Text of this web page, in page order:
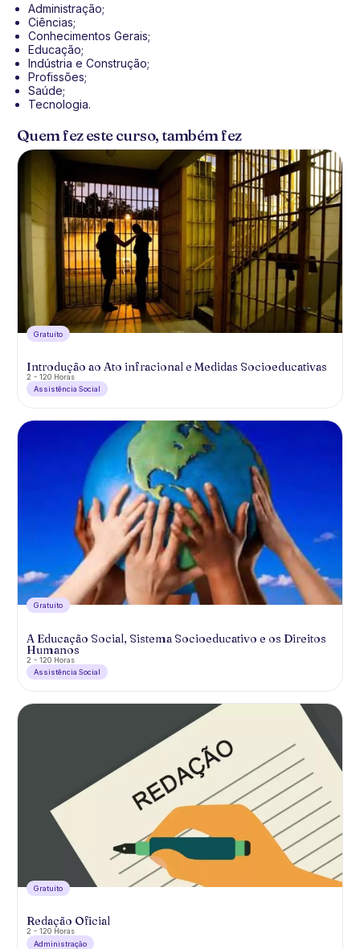
Administração;
Ciências;
Conhecimentos Gerais;
Educação;
Indústria e Construção;
Profissões;
Saúde;
Tecnologia.
Quem fez este curso, também fez
Gratuíto
Introdução ao Ato infracional e Medidas Socioeducativas
2 - 120 Horas
Assistência Social
Gratuíto
A Educação Social, Sistema Socioeducativo e os Direitos
Humanos
2 - 120 Horas
Assistência Social
Gratuíto
Redação Oficial
2 - 120 Horas
Administração